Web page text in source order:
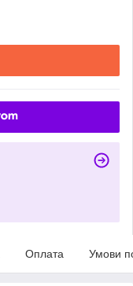
Оплата Умови